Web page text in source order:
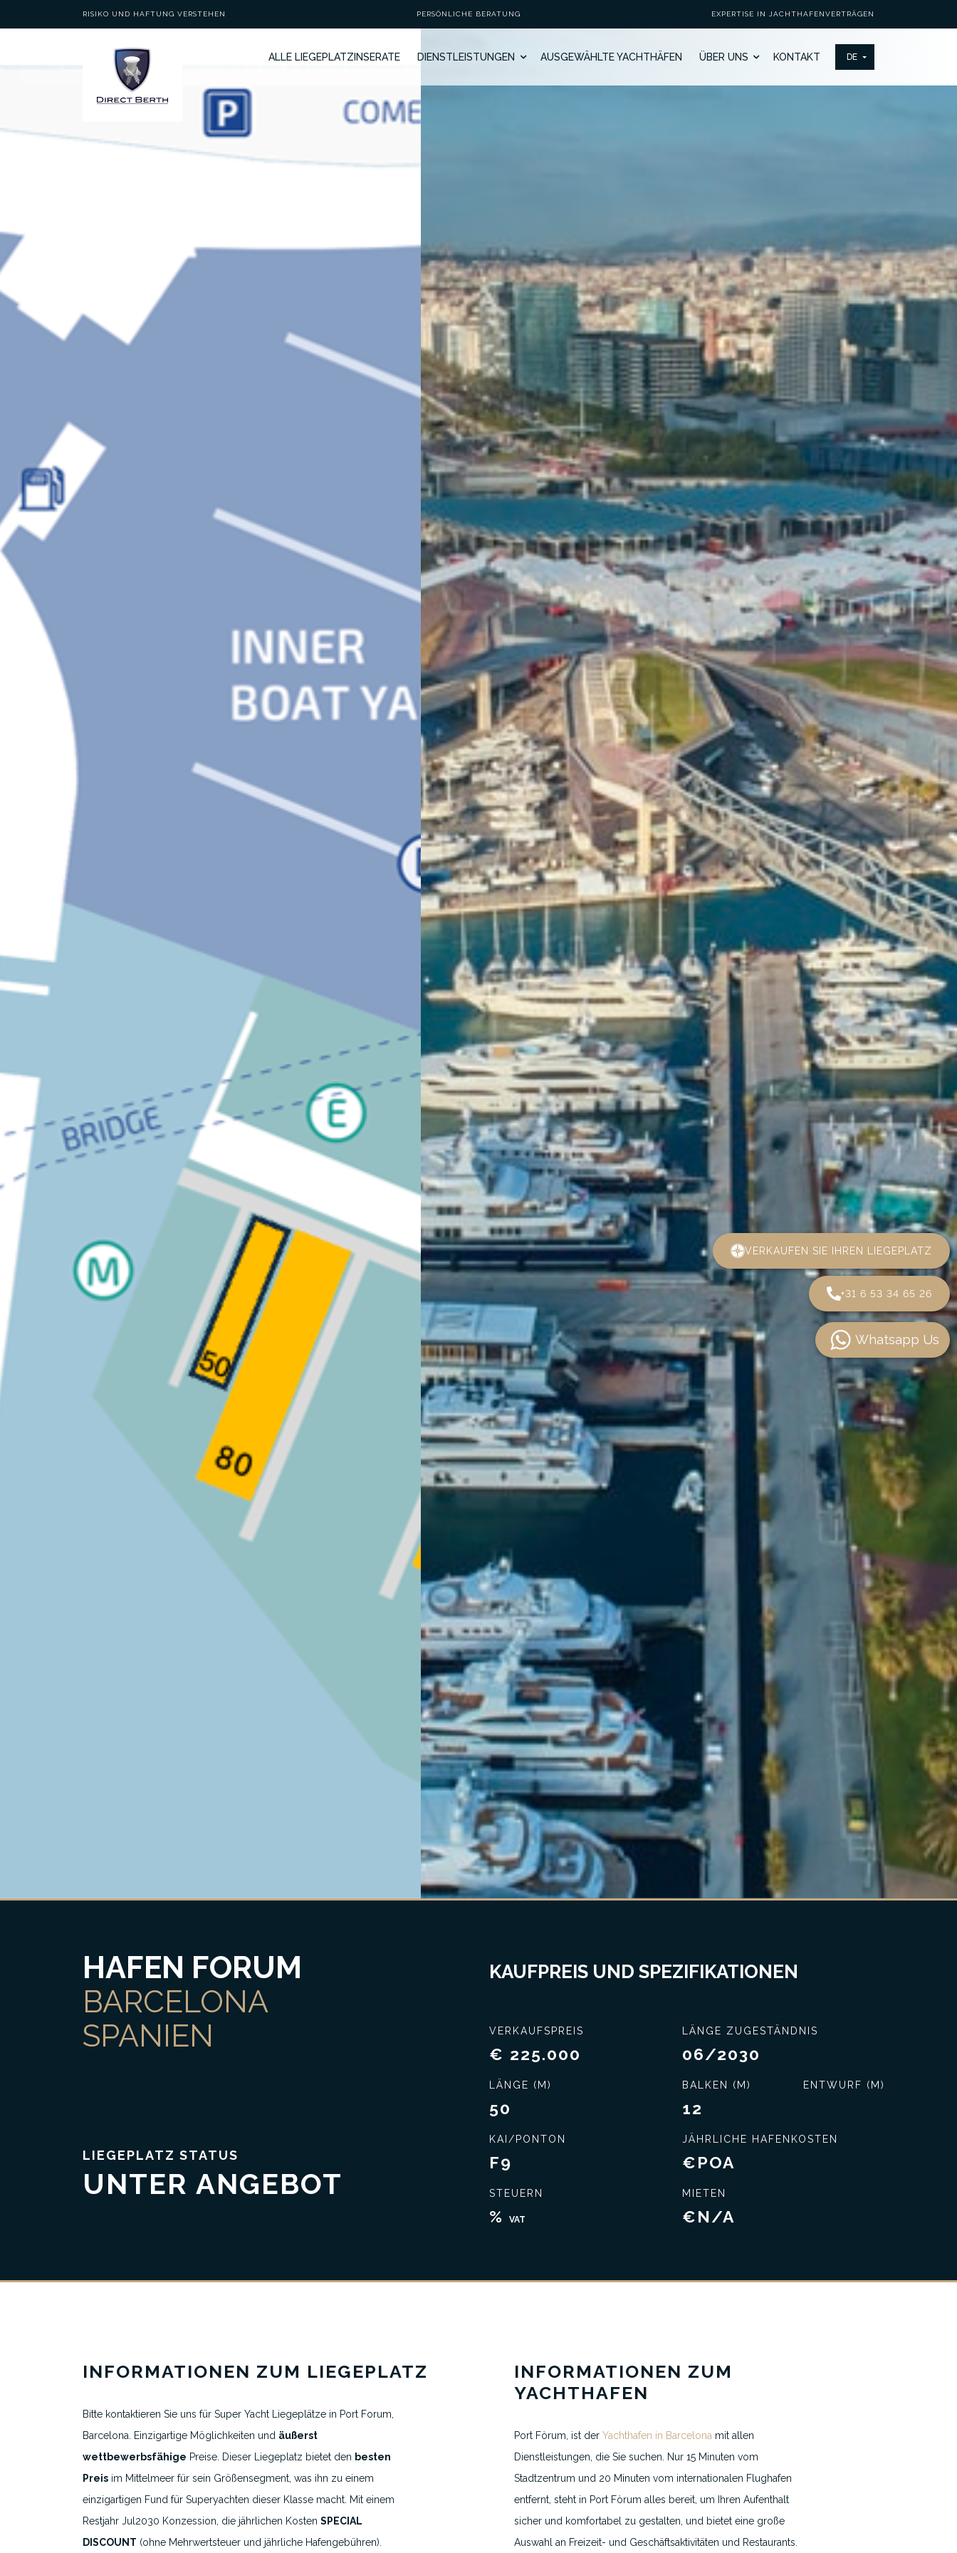
RISIKO UND HAFTUNG VERSTEHEN PERSÖNLICHE BERATUNG EXPERTISE IN JACHTHAFENVERTRÄGEN
ALLE LIEGEPLATZINSERATE DIENSTLEISTUNGEN AUSGEWÄHLTE YACHTHÄFEN ÜBER UNS KONTAKT
HAFEN FORUM
BARCELONA
SPANIEN
LIEGEPLATZ STATUS
UNTER ANGEBOT
KAUFPREIS UND SPEZIFIKATIONEN
VERKAUFSPREIS
€ 225.000
LÄNGE (M)
50
KAI/PONTON
F9
STEUERN
% VAT
LÄNGE ZUGESTÄNDNIS
06/2030
BALKEN (M)
12
ENTWURF (M)
JÄHRLICHE HAFENKOSTEN
€POA
MIETEN
€N/A
INFORMATIONEN ZUM LIEGEPLATZ
Bitte kontaktieren Sie uns für Super Yacht Liegeplätze in Port Forum,
Barcelona. Einzigartige Möglichkeiten und äußerst
wettbewerbsfähige Preise. Dieser Liegeplatz bietet den besten
Preisim Mittelmeer für sein Größensegment, was ihn zu einem
einzigartigen Fund für Superyachten dieser Klasse macht. Mit einem
Restjahr Jul2030 Konzession, die jährlichen Kosten SPECIAL
DISCOUNT (ohne Mehrwertsteuer und jährliche Hafengebühren).
INFORMATIONEN ZUM
YACHTHAFEN
Port Fòrum, ist der Yachthafen in Barcelonamit allen
Dienstleistungen, die Sie suchen. Nur 15 Minuten vom
Stadtzentrum und 20 Minuten vom internationalen Flughafen
entfernt, steht in Port Fòrum alles bereit, um Ihren Aufenthalt
sicher und komfortabel zu gestalten, und bietet eine große
Auswahl an Freizeit- und Geschäftsaktivitäten und Restaurants.
Vertrauen & Transparenz Schließen Sie das beste Geschäft ab
Alle Liegeplatzinserate
Ausgewählte Yachthäfen
Reiseziele
VEREINBAREN SIE EINEN TERMIN
H.VANEGMOND@DIRECTBERTH.COM
Nachrichten & Blogs
Kontakt
+31 6 53 34 65 26
VERKAUFEN SIE IHREN LIEGEPLATZ
Whatsapp Us